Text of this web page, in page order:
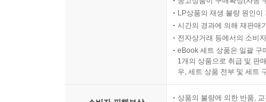
LP상품의 재생 불량 원인
시간의 경과에 의해 재판매
전자상거래 등에서의 소비
eBook 세트 상품은 일괄 구
1개의 상품으로 취급 및 판
우, 세트 상품 전부 및 세트
상품의 불량에 의한 반품,